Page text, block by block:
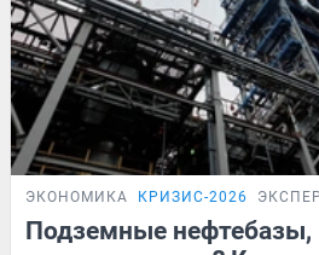
ЭКОНОМИКА КРИЗИС-2026
Подземные нефтебазы,